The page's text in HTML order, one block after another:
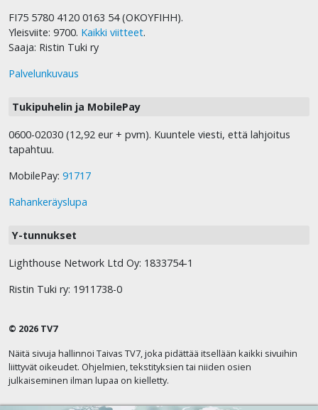
FI75 5780 4120 0163 54 (OKOYFIHH).
Yleisviite: 9700. Kaikki viitteet.
Saaja: Ristin Tuki ry
Palvelunkuvaus
Tukipuhelin ja MobilePay
0600-02030 (12,92 eur + pvm). Kuuntele viesti, että lahjoitus
tapahtuu.
MobilePay: 91717
Rahankeräyslupa
Y-tunnukset
Lighthouse Network Ltd Oy: 1833754-1
Ristin Tuki ry: 1911738-0
© 2026 TV7
Näitä sivuja hallinnoi Taivas TV7, joka pidättää itsellään kaikki sivuihin
liittyvät oikeudet. Ohjelmien, tekstityksien tai niiden osien
julkaiseminen ilman lupaa on kielletty.